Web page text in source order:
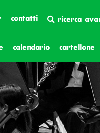
contatti ricerca
calendario cartellone